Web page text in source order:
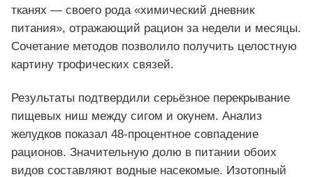
тканях — своего рода «химический дневник
питания», отражающий рацион за недели и месяцы.
Сочетание методов позволило получить целостную
картину трофических связей.
Результаты подтвердили серьёзное перекрывание
пищевых ниш между сигом и окунем. Анализ
желудков показал 48-процентное совпадение
рационов. Значительную долю в питании обоих
видов составляют водные насекомые. Изотопный